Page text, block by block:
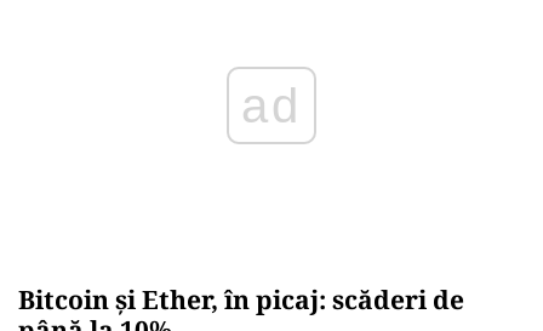
Bitcoin și Ether, în picaj: scăderi de